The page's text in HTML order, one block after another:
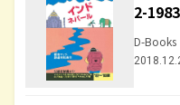
2-
D-Books